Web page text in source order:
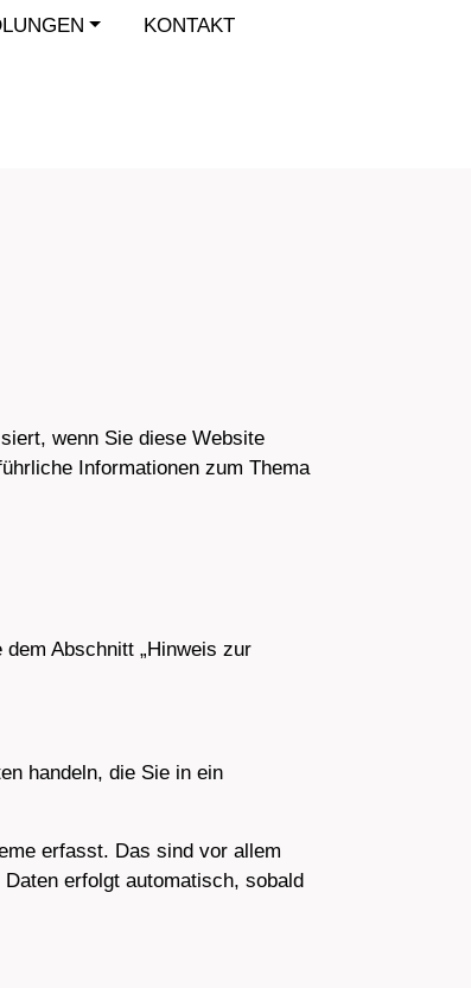
KONTAKT
wenn Sie diese Website
Informationen zum Thema
Abschnitt „Hinweis zur
handeln, die Sie in ein
erfasst. Das sind vor allem
erfolgt automatisch, sobald